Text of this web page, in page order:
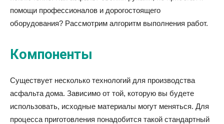
помощи профессионалов и дорогостоящего
оборудования? Рассмотрим алгоритм выполнения работ.
Компоненты
Существует несколько технологий для производства
асфальта дома. Зависимо от той, которую вы будете
использовать, исходные материалы могут меняться. Для
процесса приготовления понадобится такой стандартный